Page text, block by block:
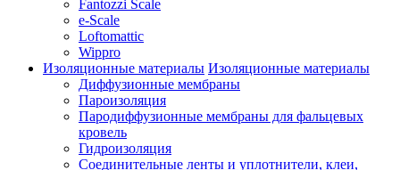
Fantozzi Scale
e-Scale
Loftomattic
Wippro
Изоляционные материалы Изоляционные материалы
Диффузионные мембраны
Пароизоляция
Пародиффузионные мембраны для фальцевых
кровель
Гидроизоляция
Соединительные ленты и уплотнители, клеи,